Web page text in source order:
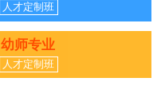
人才定制班
幼师专业
人才定制班